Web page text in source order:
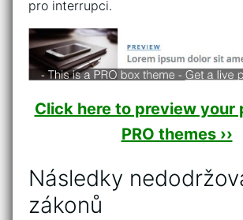
pro interrupci.
Click here to preview your
PRO themes ››
Následky
zákonů